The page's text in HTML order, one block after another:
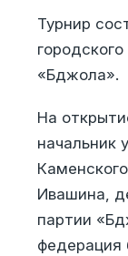
Турнир
«Бджола».
На
начальник
Ивашина,
партии
федерация